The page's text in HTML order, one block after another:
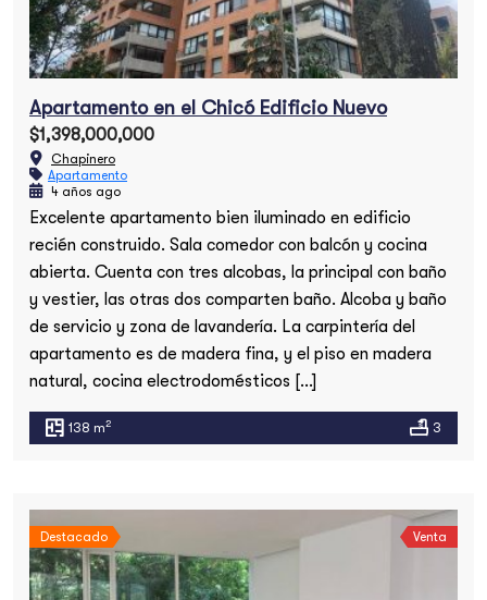
Apartamento en el Chicó Edificio Nuevo
$1,398,000,000
Chapinero
Apartamento
4 años ago
Excelente apartamento bien iluminado en edificio
recién construido. Sala comedor con balcón y cocina
abierta. Cuenta con tres alcobas, la principal con baño
y vestier, las otras dos comparten baño. Alcoba y baño
de servicio y zona de lavandería. La carpintería del
apartamento es de madera fina, y el piso en madera
natural, cocina electrodomésticos […]
138 m2 3
Destacado Venta